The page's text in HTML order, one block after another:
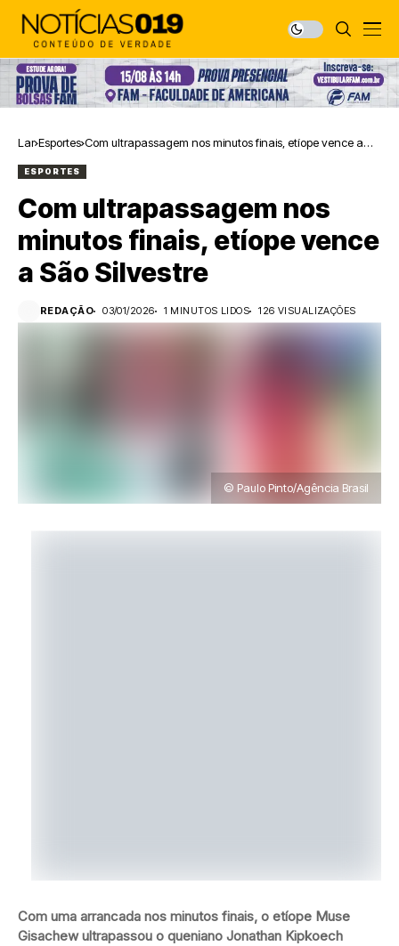
Lar Esportes Com ultrapassagem nos minutos finais, etíope vence a
ESPORTES
Com ultrapassagem nos
minutos finais, etíope vence
a São Silvestre
REDAÇÃO 03/01/2026 1 MINUTOS LIDOS 126 VISUALIZAÇÕES
© Paulo Pinto/Agência Brasil
Com uma arrancada nos minutos finais, o etíope Muse
Gisachew ultrapassou o queniano Jonathan Kipkoech